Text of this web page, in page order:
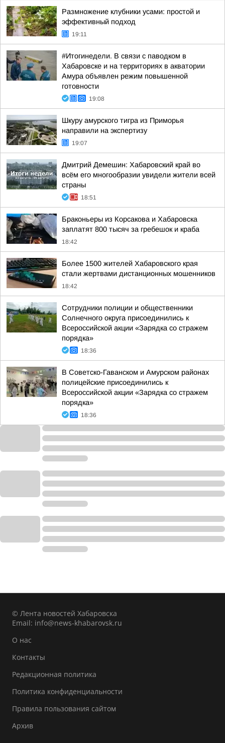
Размножение клубники усами: простой и
эффективный подход
19:11
#Итогинедели. В связи с паводком в
Хабаровске и на территориях в акватории
Амура объявлен режим повышенной
готовности
19:08
Шкуру амурского тигра из Приморья
направили на экспертизу
19:07
Дмитрий Демешин: Хабаровский край во
всём его многообразии увидели жители всей
страны
18:51
Браконьеры из Корсакова и Хабаровска
заплатят 800 тысяч за гребешок и краба
18:42
Более 1500 жителей Хабаровского края
стали жертвами дистанционных мошенников
18:42
Сотрудники полиции и общественники
Солнечного округа присоединились к
Всероссийской акции «Зарядка со стражем
порядка»
18:36
В Советско-Гаванском и Амурском районах
полицейские присоединились к
Всероссийской акции «Зарядка со стражем
порядка»
18:36
© Лента новостей Хабаровска
Email: info@news-khabarovsk.ru
О нас
Контакты
Редакционная политика
Политика конфиденциальности
Правила пользования сайтом
Архив